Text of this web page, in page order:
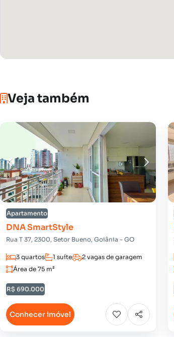
Veja também
Apartamento
DNA SmartStyle
Rua T 37, 2300, Setor Bueno, Goiânia - GO
3 quartos 1 suíte
2 vagas de garagem
Área de 75 m²
R$ 690.000
Conhecer imóvel